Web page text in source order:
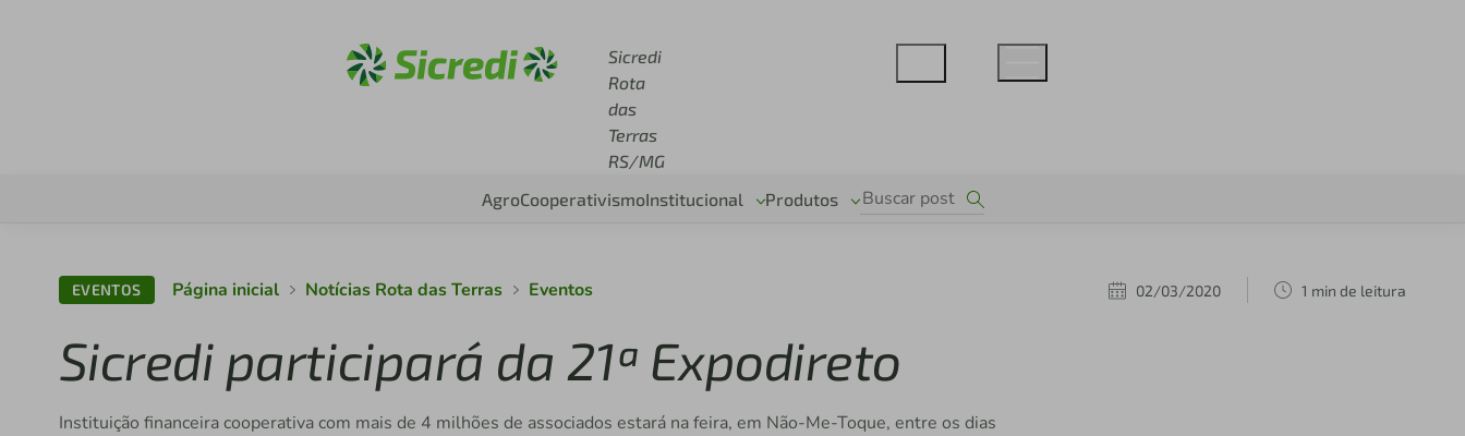
Sicredi
Rota
das
Terras
RS/MG
AgroCooperativismoInstitucional Produtos
EVENTOS Página inicial Notícias Rota das Terras Eventos 02/03/2020 1 min de leitura
Sicredi participará da 21ª Expodireto
Instituição financeira cooperativa com mais de 4 milhões de associados estará na feira, em Não-Me-Toque, entre os dias